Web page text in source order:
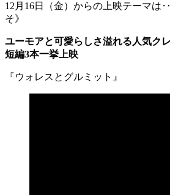
12月16日（金）からの上映テーマは
そ》
ユーモアと可愛らしさ溢れる人気ク
短編3本一挙上映
『ウォレスとグルミット』